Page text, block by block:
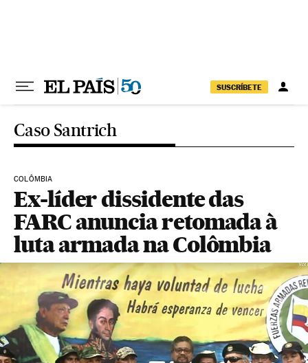
SUSCRÍBETE
Caso Santrich
COLÔMBIA
Ex-líder dissidente das
FARC anuncia retomada à
luta armada na Colômbia